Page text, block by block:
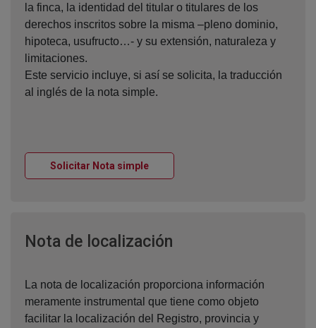
la finca, la identidad del titular o titulares de los
derechos inscritos sobre la misma –pleno dominio,
hipoteca, usufructo…- y su extensión, naturaleza y
limitaciones.
Este servicio incluye, si así se solicita, la traducción
al inglés de la nota simple.
Solicitar Nota simpleVentana nueva
Nota de localización
La nota de localización proporciona información
meramente instrumental que tiene como objeto
facilitar la localización del Registro, provincia y